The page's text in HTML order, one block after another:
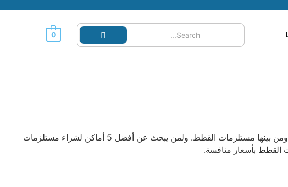
0
أرخص مكان بيع مستلزمات القطط (saifpets) تتميز بوجود الكثير من المحلات التي تقدم مستلزمات الحيوانات الأليفة، ومن بينها مستلزمات القطط. ولمن يبحث عن أفضل 5 أماكن لشراء مستلزمات
القطط بأسعار منافسة.